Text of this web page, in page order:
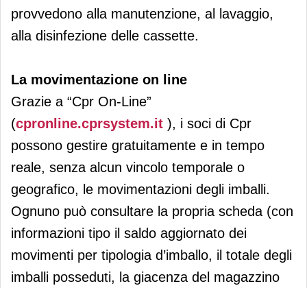
provvedono alla manutenzione, al lavaggio,
alla disinfezione delle cassette.
La movimentazione on line
Grazie a “Cpr On-Line”
(cpronline.cprsystem.it ), i soci di Cpr
possono gestire gratuitamente e in tempo
reale, senza alcun vincolo temporale o
geografico, le movimentazioni degli imballi.
Ognuno può consultare la propria scheda (con
informazioni tipo il saldo aggiornato dei
movimenti per tipologia d’imballo, il totale degli
imballi posseduti, la giacenza del magazzino